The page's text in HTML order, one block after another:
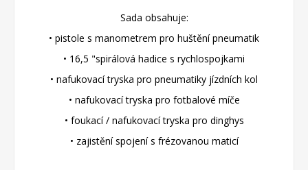
Sada obsahuje:
• pistole s manometrem pro huštění pneumatik
• 16,5 "spirálová hadice s rychlospojkami
• nafukovací tryska pro pneumatiky jízdních kol
• nafukovací tryska pro fotbalové míče
• foukací / nafukovací tryska pro dinghys
• zajistění spojení s frézovanou maticí